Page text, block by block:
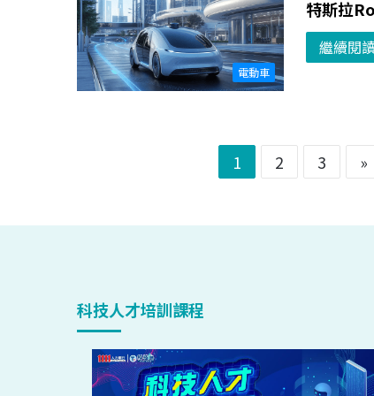
電動車
特斯拉
繼續閱
1 2 3 »
科技人才培訓課程